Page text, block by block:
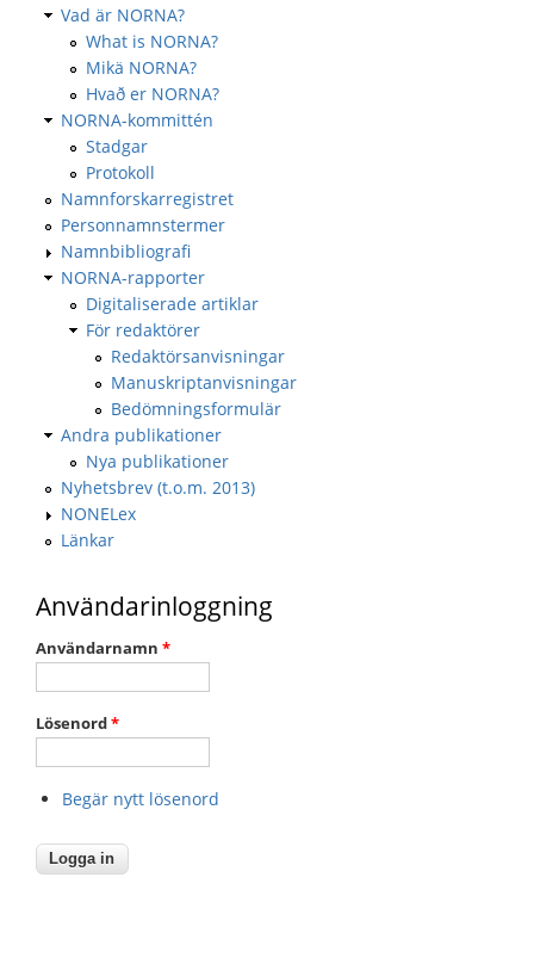
Vad är NORNA?
What is NORNA?
Mikä NORNA?
Hvað er NORNA?
NORNA-kommittén
Stadgar
Protokoll
Namnforskarregistret
Personnamnstermer
Namnbibliografi
NORNA-rapporter
Digitaliserade artiklar
För redaktörer
Redaktörsanvisningar
Manuskriptanvisningar
Bedömningsformulär
Andra publikationer
Nya publikationer
Nyhetsbrev (t.o.m. 2013)
NONELex
Länkar
Användarinloggning
Användarnamn *
Lösenord*
Begär nytt lösenord